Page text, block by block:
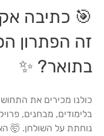
🎯 כתיבה
זה הפתרון
בתואר? ✨
כולנו מכירים את
בלימודים, מבחנים,
נוחתת על השולחן. 🤯